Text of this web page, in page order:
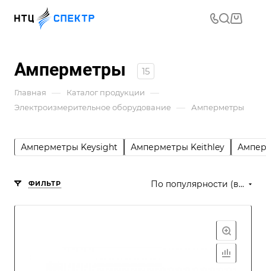
Амперметры 15
Главная — Каталог продукции —
Электроизмерительное оборудование — Амперметры
Амперметры Keysight Амперметры Keithley
ФИЛЬТР По популярности (возрастание)